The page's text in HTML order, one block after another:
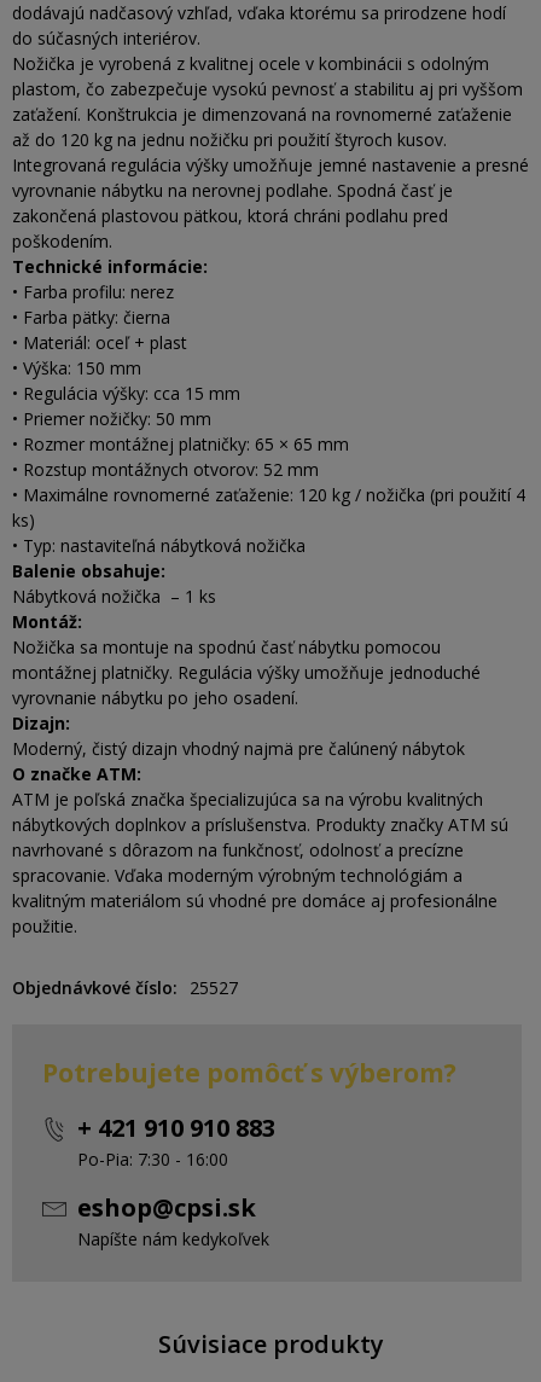
dodávajú nadčasový vzhľad, vďaka ktorému sa prirodzene hodí
do súčasných interiérov.
Nožička je vyrobená z kvalitnej ocele v kombinácii s odolným
plastom, čo zabezpečuje vysokú pevnosť a stabilitu aj pri vyššom
zaťažení. Konštrukcia je dimenzovaná na rovnomerné zaťaženie
až do 120 kg na jednu nožičku pri použití štyroch kusov.
Integrovaná regulácia výšky umožňuje jemné nastavenie a presné
vyrovnanie nábytku na nerovnej podlahe. Spodná časť je
zakončená plastovou pätkou, ktorá chráni podlahu pred
poškodením.
Technické informácie:
• Farba profilu: nerez
• Farba pätky: čierna
• Materiál: oceľ + plast
• Výška: 150 mm
• Regulácia výšky: cca 15 mm
• Priemer nožičky: 50 mm
• Rozmer montážnej platničky: 65 × 65 mm
• Rozstup montážnych otvorov: 52 mm
• Maximálne rovnomerné zaťaženie: 120 kg / nožička (pri použití 4
ks)
• Typ: nastaviteľná nábytková nožička
Balenie obsahuje:
Nábytková nožička – 1 ks
Montáž:
Nožička sa montuje na spodnú časť nábytku pomocou
montážnej platničky. Regulácia výšky umožňuje jednoduché
vyrovnanie nábytku po jeho osadení.
Dizajn:
Moderný, čistý dizajn vhodný najmä pre čalúnený nábytok
O značke ATM:
ATM je poľská značka špecializujúca sa na výrobu kvalitných
nábytkových doplnkov a príslušenstva. Produkty značky ATM sú
navrhované s dôrazom na funkčnosť, odolnosť a precízne
spracovanie. Vďaka moderným výrobným technológiám a
kvalitným materiálom sú vhodné pre domáce aj profesionálne
použitie.
Objednávkové číslo 25527
Potrebujete pomôcť s výberom?
+ 421 910 910 883
Po-Pia: 7:30 - 16:00
eshop@cpsi.sk
Napíšte nám kedykoľvek
Súvisiace produkty